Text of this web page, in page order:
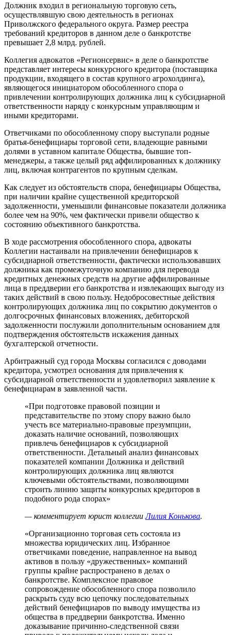
Должник входил в региональную торговую сеть,
осуществлявшую свою деятельность в регионах
Приволжского федерального округа. Размер реестра
требований кредиторов в данном деле о банкротстве
превышает 2,8 млрд. рублей.
Коллегия адвокатов «Регионсервис» в деле о банкротстве
представляет интересы конкурсного кредитора (поставщика
продукции, входящего в состав крупного агрохолдинга),
являющегося инициатором обособленного спора о
привлечении контролирующих должника лиц к субсидиарной
ответственности наряду с конкурсным управляющим и
иными кредиторами.
Ответчиками по обособленному спору выступали родные
братья-бенефициары торговой сети, владеющие равными
долями в уставном капитале Общества, бывшие топ-
менеджеры, а также целый ряд аффилированных к должнику
лиц, включая контрагентов по крупным сделкам.
Как следует из обстоятельств спора, бенефициары Общества,
при наличии крайне существенной кредиторской
задолженности, уменьшили финансовые показатели должника
более чем на 90%, чем фактически привели общество к
состоянию объективного банкротства.
В ходе рассмотрения обособленного спора, адвокаты
Коллегии настаивали на привлечении бенефициаров к
субсидиарной ответственности, фактически использовавших
должника как промежуточную компанию для перевода
кредитных денежных средств на другие аффилированные
лица в преддверии его банкротства и извлекающих выгоду из
таких действий в свою пользу. Недобросовестные действия
контролирующих должника лиц по сокрытию документов о
долгосрочных финансовых вложениях, дебиторской
задолженности послужили дополнительным основанием для
подтверждения обстоятельств искажения данных
бухгалтерской отчетности.
Арбитражный суд города Москвы согласился с доводами
кредитора, усмотрел основания для привлечения к
субсидиарной ответственности и удовлетворил заявление к
бенефициарам в заявленной части.
«При подготовке правовой позиции и
представительстве по этому спору важно было
учесть все материально-правовые презумпции,
доказать наличие оснований, позволяющих
привлечь бенефициаров к субсидиарной
ответственности. Детальный анализ финансовых
показателей компании Должника и действий
контролирующих должника лиц являются
ключевыми обстоятельствами, позволяющими
строить линию защиты конкурсных кредиторов в
подобного рода спорах»
— комментирует юрист коллегииЛилия Конькова.
«Организационно торговая сеть состояла из
множества юридических лиц. Избранное
ответчиками поведение, направленное на вывод
активов в пользу «дружественных» компаний
группы крайне распространено в делах о
банкротстве. Комплексное правовое
сопровождение обособленного спора позволило
раскрыть суду всю цепочку последовательных
действий бенефициаров по выводу имущества из
общества в преддверии банкротства. Именно
доказывание причинно-следственной связи